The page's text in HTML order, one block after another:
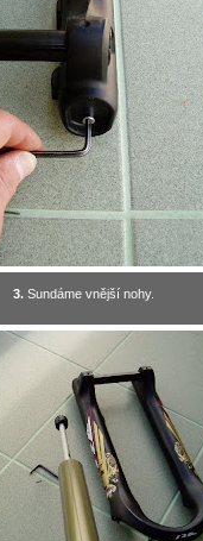
3.Sundáme vnější nohy.